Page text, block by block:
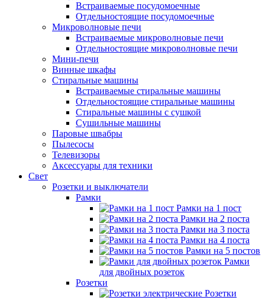
Встраиваемые посудомоечные
Отдельностоящие посудомоечные
Микроволновые печи
Встраиваемые микроволновые печи
Отдельностоящие микроволновые печи
Мини-печи
Винные шкафы
Стиральные машины
Встраиваемые стиральные машины
Отдельностоящие стиральные машины
Стиральные машины с сушкой
Сушильные машины
Паровые швабры
Пылесосы
Телевизоры
Аксессуары для техники
Свет
Розетки и выключатели
Рамки
Рамки на 1 пост
Рамки на 2 поста
Рамки на 3 поста
Рамки на 4 поста
Рамки на 5 постов
Рамки
для двойных розеток
Розетки
Розетки